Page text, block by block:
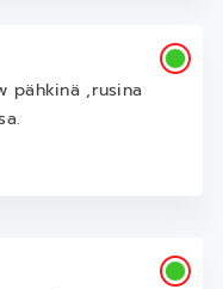
pähkinä ,rusina